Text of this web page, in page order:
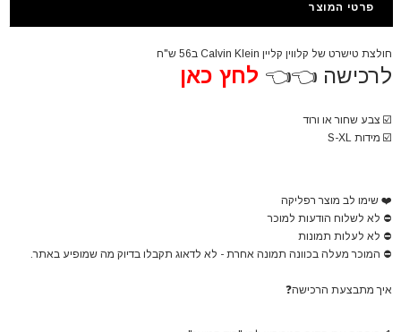
פרטי המוצר
חולצת טישרט של קלווין קליין Calvin Klein ב56 ש"ח
לרכישה 👈👈 לחץ כאן
☑️ צבע שחור או ורוד
☑️ מידות S-XL
❤️ שימו לב מוצר רפליקה
⛔ לא לשלוח הודעות למוכר
⛔ לא לעלות תמונות
⛔ המוכר מעלה בכוונה תמונה אחרת - לא לדאוג תקבלו בדיוק מה שמופיע באתר.
איך מתבצעת הרכישה❓